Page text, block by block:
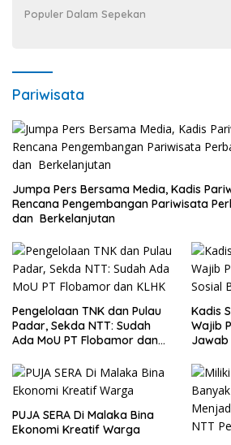
Populer Dalam Sepekan
Pariwisata
Jumpa Pers Bersama Media, Kadis
Rencana Pengembangan Pariwisata
dan Berkelanjutan
Pengelolaan TNK dan Pulau
Padar, Sekda NTT: Sudah
Ada MoU PT Flobamor dan
Kadis
Wajib
Jawab
PUJA SERA Di Malaka Bina
Ekonomi Kreatif Warga